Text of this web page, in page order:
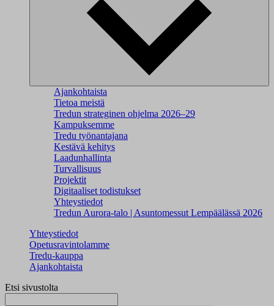
Ajankohtaista
Tietoa meistä
Tredun strateginen ohjelma 2026–29
Kampuksemme
Tredu työnantajana
Kestävä kehitys
Laadunhallinta
Turvallisuus
Projektit
Digitaaliset todistukset
Yhteystiedot
Tredun Aurora-talo | Asuntomessut Lempäälässä 2026
Yhteystiedot
Opetusravintolamme
Tredu-kauppa
Ajankohtaista
Etsi sivustolta